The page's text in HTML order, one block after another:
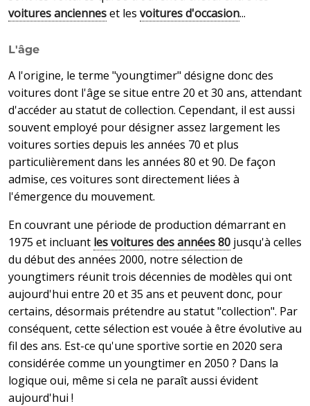
voitures ancienneset les voitures d'occasion...
L'âge
A l'origine, le terme "youngtimer" désigne donc des
voitures dont l'âge se situe entre 20 et 30 ans, attendant
d'accéder au statut de collection. Cependant, il est aussi
souvent employé pour désigner assez largement les
voitures sorties depuis les années 70 et plus
particulièrement dans les années 80 et 90. De façon
admise, ces voitures sont directement liées à
l'émergence du mouvement.
En couvrant une période de production démarrant en
1975 et incluant les voitures des années 80 jusqu'à celles
du début des années 2000, notre sélection de
youngtimers réunit trois décennies de modèles qui ont
aujourd'hui entre 20 et 35 ans et peuvent donc, pour
certains, désormais prétendre au statut "collection". Par
conséquent, cette sélection est vouée à être évolutive au
fil des ans. Est-ce qu'une sportive sortie en 2020 sera
considérée comme un youngtimer en 2050 ? Dans la
logique oui, même si cela ne paraît aussi évident
aujourd'hui !